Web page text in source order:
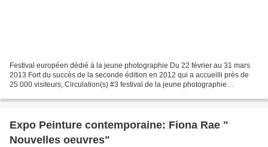
Festival européen dédié à la jeune photographie Du 22 février au 31 mars
2013 Fort du succès de la seconde édition en 2012 qui a accueilli près de
25 000 visiteurs, Circulation(s) #3 festival de la jeune photographie
Expo Peinture contemporaine: Fiona Rae "
Nouvelles oeuvres"